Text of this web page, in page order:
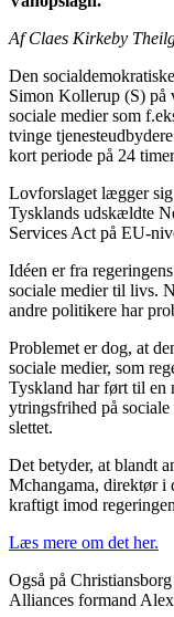
Af Claes Kirkeby
Den
Simon Kollerup (S) på
sociale medier som
tvinge
kort periode på 24
Lovforslaget lægger
Tysklands udskældte
Services Act på EU-
Idéen er fra
sociale medier til livs.
andre politikere har
Problemet er dog, at
sociale medier, som
Tyskland har ført til en
ytringsfrihed på
slettet.
Det betyder, at blandt
Mchangama, direktør i
kraftigt imod
Læs mere om det her.
Også på
Alliances formand